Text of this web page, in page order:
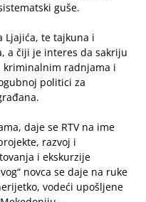
guše.
Ljajića, te tajkuna i
a čiji je interes da sakriju
kriminalnim radnjama i
politici za
daje se RTV na ime
razvoj i
i ekskurzije
novca se daje na ruke
vodeći upošljene